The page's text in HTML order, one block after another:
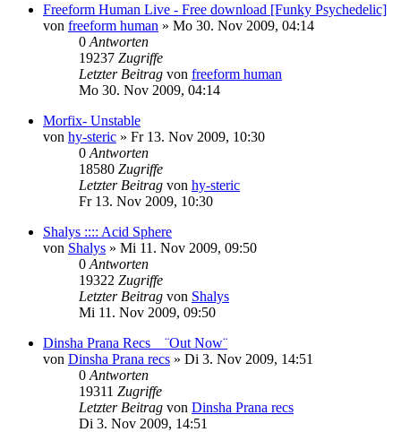
Freeform Human Live - Free download [Funky Psychedelic]
von freeform human » Mo 30. Nov 2009, 04:14
0 Antworten
19237 Zugriffe
Letzter Beitrag von freeform human
Mo 30. Nov 2009, 04:14
Morfix- Unstable
von hy-steric » Fr 13. Nov 2009, 10:30
0 Antworten
18580 Zugriffe
Letzter Beitrag von hy-steric
Fr 13. Nov 2009, 10:30
Shalys :::: Acid Sphere
von Shalys » Mi 11. Nov 2009, 09:50
0 Antworten
19322 Zugriffe
Letzter Beitrag von Shalys
Mi 11. Nov 2009, 09:50
Dinsha Prana Recs _ ¨Out Now¨
von Dinsha Prana recs » Di 3. Nov 2009, 14:51
0 Antworten
19311 Zugriffe
Letzter Beitrag von Dinsha Prana recs
Di 3. Nov 2009, 14:51